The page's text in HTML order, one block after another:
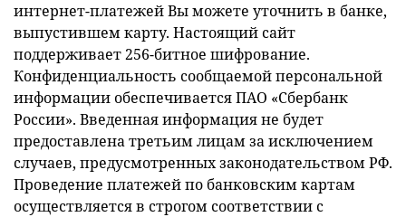
интернет-платежей Вы можете уточнить в банке,
выпустившем карту. Настоящий сайт
поддерживает 256-битное шифрование.
Конфиденциальность сообщаемой персональной
информации обеспечивается ПАО «Сбербанк
России». Введенная информация не будет
предоставлена третьим лицам за исключением
случаев, предусмотренных законодательством РФ.
Проведение платежей по банковским картам
осуществляется в строгом соответствии с